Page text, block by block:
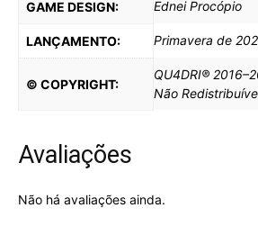
GAME DESIGN: Ednei Procópio
LANÇAMENTO: Primavera de
© COPYRIGHT:
QU4DRI®
Não
Avaliações
Não há avaliações ainda.